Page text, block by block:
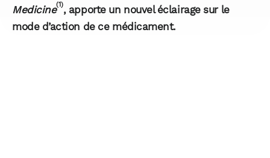
Medicine(1), apporte un nouvel éclairage sur le
mode d’action de ce médicament.